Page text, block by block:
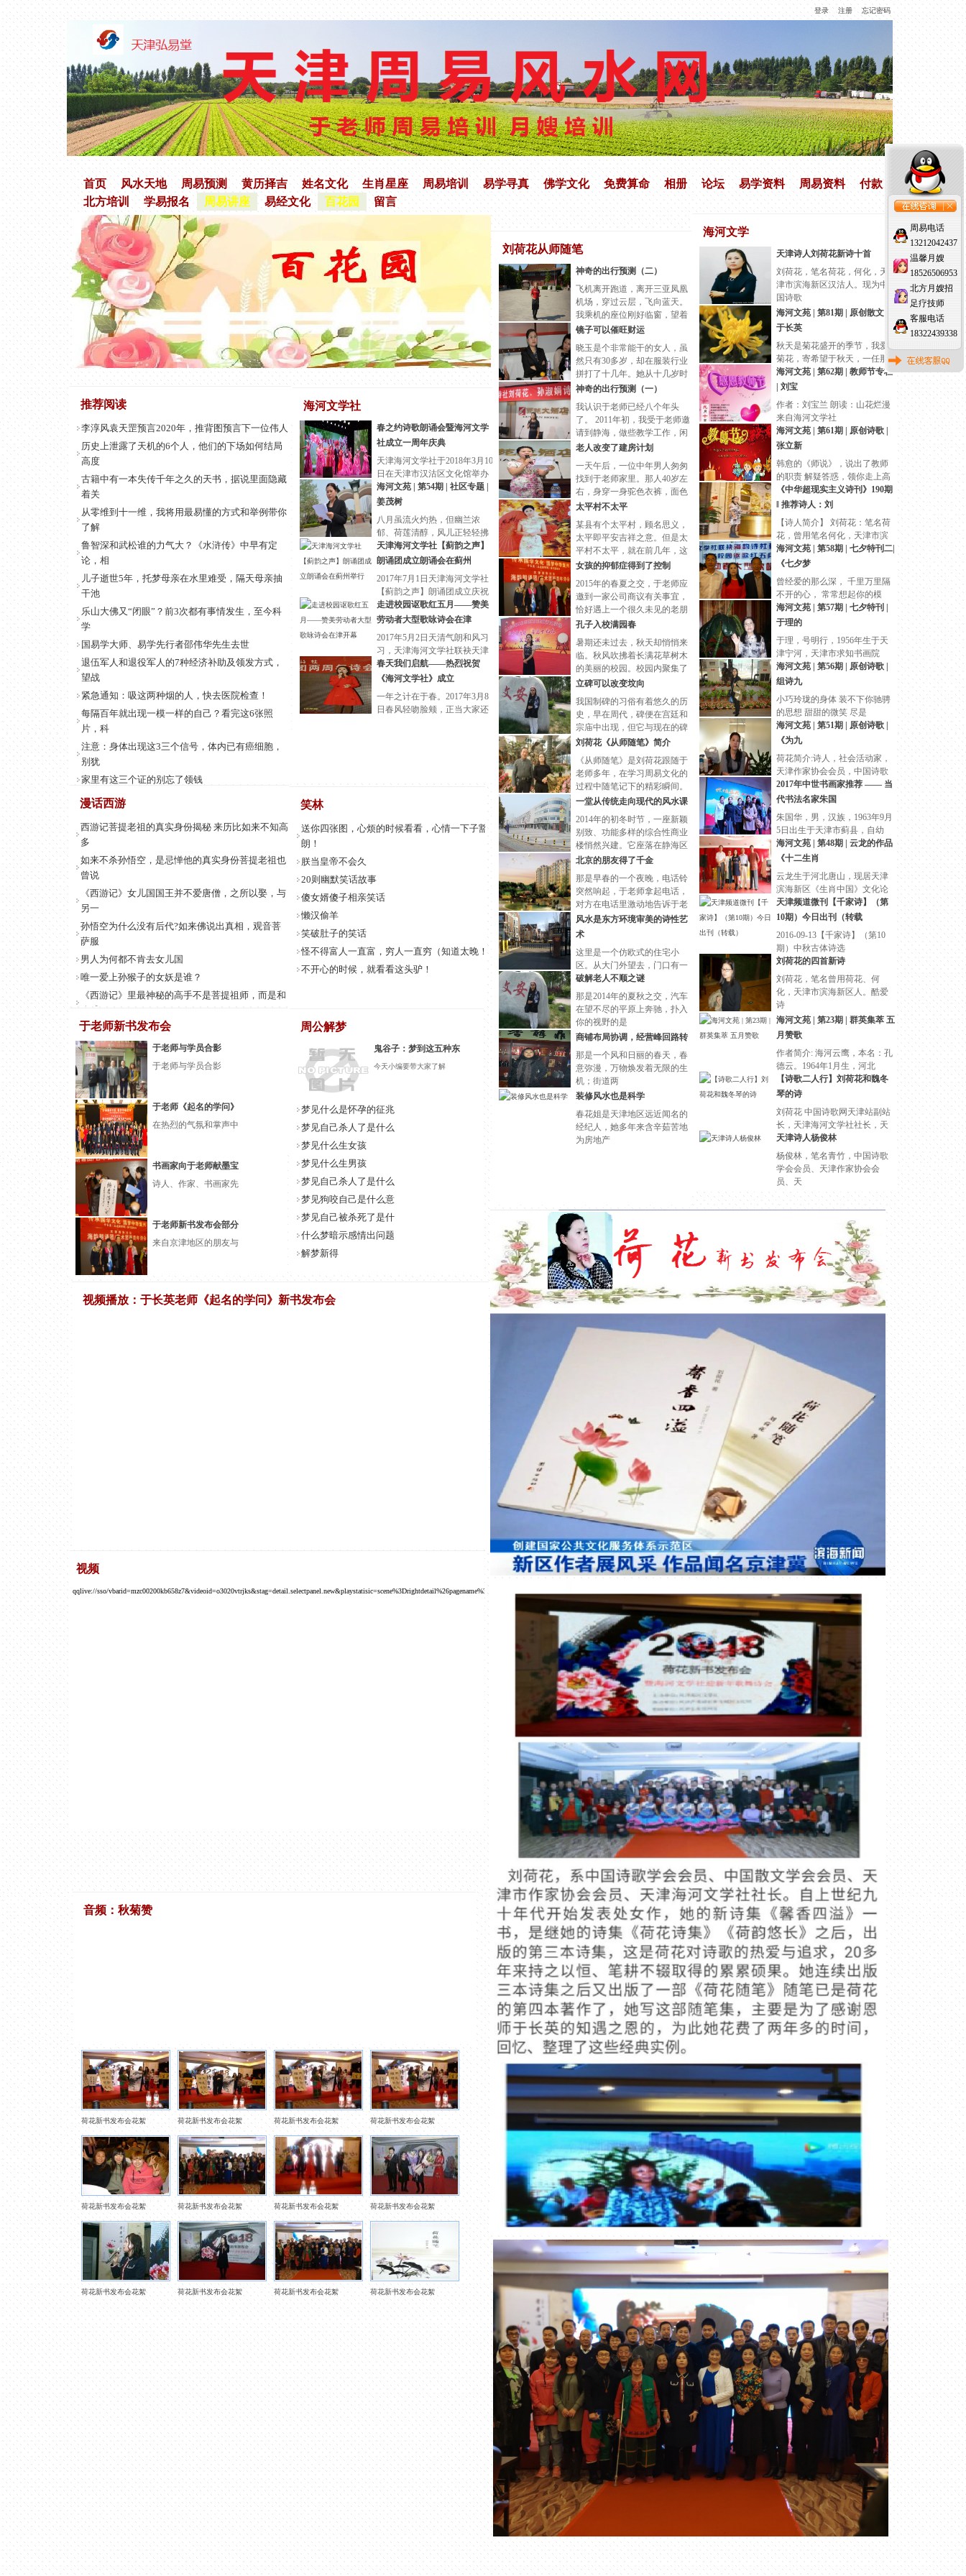
首页 风水天地 周易预测 黄历择吉 姓名文化 生肖星座 周易培训 易学寻真 佛学文化 免费算命 相册 论坛 易学资料 周易资料
付款
北方培训
学易报名 周易讲座 易经文化 百花园 留言
登录 注册 忘记密码
刘荷花从师随笔
神奇的出行预测（二）
飞机离开跑道，离开三亚凤凰
机场，穿过云层，飞向蓝天。
我乘机的座位刚好临窗，望着
机窗外的蓝天白云，再看看在
镜子可以催旺财运
晓玉是个非常能干的女人，虽
然只有30多岁，却在服装行业
拼打了十几年。她从十几岁时
就开始经营服装生意，曾往返
神奇的出行预测（一）
我认识于老师已经八个年头
了。 2011年初，我受于老师邀
请到静海，做些教学工作，闲
时就跟于老师学习研究易经文
老人改变了建房计划
一天午后，一位中年男人匆匆
找到于老师家里。那人40岁左
右，身穿一身驼色衣裤，面色
白腻，神采奕奕，显得十分英
太平村不太平
某县有个太平村，顾名思义，
太平即平安吉祥之意。但是太
平村不太平，就在前几年，这
个村发生了一件奇怪的事。每
女孩的抑郁症得到了控制
2015年的春夏之交，于老师应
邀到一家公司商议有关事宜，
恰好遇上一个很久未见的老朋
友，两人一见便聊叙起来。说
孔子入校满园春
暑期还未过去，秋天却悄悄来
临。秋风吹拂着长满花草树木
的美丽的校园。校园内聚集了
上百名师生，他们兴高采烈的
立碑可以改变坟向
我国制碑的习俗有着悠久的历
史，早在周代，碑便在宫廷和
宗庙中出现，但它与现在的碑
功能不同。宫廷中的碑是用来
刘荷花《从师随笔》简介
《从师随笔》是刘荷花跟随于
老师多年，在学习周易文化的
过程中随笔记下的精彩瞬间。
一堂从传统走向现代的风水课
2014年的初冬时节，一座新颖
别致、功能多样的综合性商业
楼悄然兴建。它座落在静海区
繁华的东方红路与春曦道交口
北京的朋友得了千金
那是早春的一个夜晚，电话铃
突然响起，于老师拿起电话，
对方在电话里激动地告诉于老
师，他的夫人怀孕了。
风水是东方环境审美的诗性艺
术
这里是一个仿欧式的住宅小
区。从大门外望去，门口有一
汉白玉塑像，是一位欧洲贵族
骑着高头大马，每天迎来送往
出入小区的业主和宾客
破解老人不顺之谜
那是2014年的夏秋之交，汽车
在望不尽的平原上奔驰，扑入
你的视野的是
商铺布局协调，经营峰回路转
那是一个风和日丽的春天，春
意弥漫，万物焕发着无限的生
机；街道两
装修风水也是科学
春花姐是天津地区远近闻名的
经纪人，她多年来含辛茹苦地
为房地产
海河文学社
春之约诗歌朗诵会暨海河文学
社成立一周年庆典
天津海河文学社于2018年3月10
日在天津市汉沽区文化馆举办
春之约诗歌朗诵会暨海河文学
社成立一周年庆典。天津市区
海河文苑 | 第54期 | 社区专题 |
姜茂树
八月虽流火灼热，但幽兰浓
郁、荷莲清醇，风儿正轻轻拂
过，追逐着斑斓的七彩，柔情
地传输着一缕缕甜润的笑语和
天津海河文学社【蓟韵之声】
朗诵团成立朗诵会在蓟州
2017年7月1日天津海河文学社
【蓟韵之声】朗诵团成立庆祝
会于风景秀丽的蓟州梨木台大
亮农家院如期召开！天津地区
走进校园讴歌红五月——赞美
劳动者大型歌咏诗会在津
2017年5月2日天清气朗和风习
习，天津海河文学社联袂天津
海韵诗社、天津蓟州文学社作
家诗人，走进校园讴歌红五
春天我们启航——热烈祝贺
《海河文学社》成立
一年之计在于春。2017年3月8
日春风轻吻脸颊，正当大家还
海河文学
天津诗人刘荷花新诗十首
刘荷花，笔名荷花，何化，天
津市滨海新区汉沽人。现为中
国诗歌
海河文苑 | 第81期 | 原创散文 |
于长英
秋天是菊花盛开的季节，我爱
菊花，寄希望于秋天，一任那
秋天
海河文苑 | 第62期 | 教师节专栏
| 刘宝
作者：刘宝兰 朗读：山花烂漫
来自海河文学社
海河文苑 | 第61期 | 原创诗歌 |
张立新
韩愈的《师说》，说出了教师
的职责 解疑答惑，领你走上高
坡
《中华超现实主义诗刊》190期
‖ 推荐诗人：刘
【诗人简介】 刘荷花：笔名荷
花，曾用笔名何化，天津市滨
海新
海河文苑 | 第58期 | 七夕特刊二|
《七夕梦
曾经爱的那么深， 千里万里隔
不开的心， 常常想起你的模
海河文苑 | 第57期 | 七夕特刊 |
于理的
于理，号明行，1956年生于天
津宁河，天津市求知书画院
海河文苑 | 第56期 | 原创诗歌 |
组诗九
小巧玲珑的身体 装不下你驰骋
的思想 甜甜的微笑 尽是
海河文苑 | 第51期 | 原创诗歌 |
《为九
荷花简介:诗人，社会活动家，
天津作家协会会员，中国诗歌
2017年中世书画家推荐 —— 当
代书法名家朱国
朱国华，男，汉族，1963年9月
5日出生于天津市蓟县，自幼
海河文苑 | 第48期 | 云龙的作品
《十二生肖
云龙生于河北唐山，现居天津
滨海新区《生肖中国》文化论
坛执行
天津频道微刊【千家诗】（第
10期）今日出刊（转载
2016-09-13【千家诗】（第10
期）中秋古体诗选
刘荷花的四首新诗
刘荷花，笔名曾用荷花、何
化，天津市滨海新区人。酷爱
诗
海河文苑 | 第23期 | 群英集萃 五
月赞歌
作者简介: 海河云鹰，本名：孔
德云。1964年1月生，河北
【诗歌二人行】刘荷花和魏冬
琴的诗
刘荷花 中国诗歌网天津站副站
长，天津海河文学社社长，天
津市
天津诗人杨俊林
杨俊林，笔名青竹，中国诗歌
学会会员、天津作家协会会
员、天
漫话西游
西游记菩提老祖的真实身份揭秘 来历比如来不知高
多
如来不杀孙悟空，是忌惮他的真实身份菩提老祖也
曾说
《西游记》女儿国国王并不爱唐僧，之所以娶，与
另一
孙悟空为什么没有后代?如来佛说出真相，观音菩
萨服
男人为何都不肯去女儿国
唯一爱上孙猴子的女妖是谁？
《西游记》里最神秘的高手不是菩提祖师，而是和
八戒
菩提祖师最厉害的一招没教孙悟空，但悟空却自通
西游记：菩提祖师的真实身份大揭密，得出结论他
便是
西游中前十位大佬排名：菩提老祖挺进前五，观音
菩萨
推荐阅读
李淳风袁天罡预言2020年，推背图预言下一位伟人
历史上泄露了天机的6个人，他们的下场如何结局
高度
古籍中有一本失传千年之久的天书，据说里面隐藏
着关
从零维到十一维，我将用最易懂的方式和举例带你
了解
鲁智深和武松谁的力气大？《水浒传》中早有定
论，相
儿子逝世5年，托梦母亲在水里难受，隔天母亲抽
干池
乐山大佛又“闭眼”？前3次都有事情发生，至今科
学
国易学大师、易学先行者邵伟华先生去世
退伍军人和退役军人的7种经济补助及领发方式，
望战
紧急通知：吸这两种烟的人，快去医院检查！
每隔百年就出现一模一样的自己？看完这6张照
片，科
注意：身体出现这3三个信号，体内已有癌细胞，
别犹
家里有这三个证的别忘了领钱
习主席再为中华文化代言
晚清的第一罪人不是慈禧，他让国家陷入百年的耻
辱
中越战争结束后越南女兵为何无人敢娶?
子，天
有人
笑林
送你四张图，心烦的时候看看，心情一下子豁然开
朗！
朕当皇帝不会久
20则幽默笑话故事
傻女婿傻子相亲笑话
懒汉偷羊
笑破肚子的笑话
怪不得富人一直富，穷人一直穷（知道太晚！）
不开心的时候，就看看这头驴！
视频播放：于长英老师《起名的学问》新书发布会
音频：秋菊赞
于老师新书发布会
于老师与学员合影
于老师与学员合影
于老师《起名的学问》
在热烈的气氛和掌声中
书画家向于老师献墨宝
诗人、作家、书画家先
于老师新书发布会部分
来自京津地区的朋友与
周公解梦
鬼谷子：梦到这五种东
今天小编要带大家了解
梦见什么是怀孕的征兆
梦见自己杀人了是什么
梦见什么生女孩
梦见什么生男孩
梦见自己杀人了是什么
梦见狗咬自己是什么意
梦见自己被杀死了是什
什么梦暗示感情出问题
解梦新得
荷花新书发布会花絮 荷花新书发布会花絮 荷花新书发布会花絮 荷花新书发布会花絮
荷花新书发布会花絮 荷花新书发布会花絮 荷花新书发布会花絮 荷花新书发布会花絮
荷花新书发布会花絮 荷花新书发布会花絮 荷花新书发布会花絮 荷花新书发布会花絮
视频
qqlive://sso/vbarid=mzc00200kb658z7&videoid=o3020vtrjks&stag=detail.selectpanel.new&playstatisic=scene%3Drightdetail%26pagename%3D%E6%92%AD%E6%94%BE%E5%88%97%E8%A1%A8%26columnname%3D
周易电话
13212042437
温馨月嫂
18526506953
北方月嫂招
足疗技师
客服电话
18322439338